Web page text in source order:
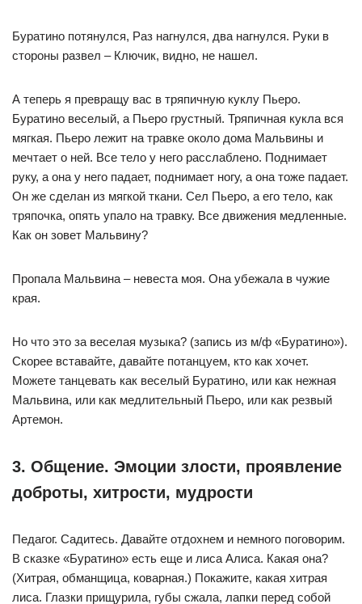
Буратино потянулся, Раз нагнулся, два нагнулся. Руки в
стороны развел – Ключик, видно, не нашел.
А теперь я превращу вас в тряпичную куклу Пьеро.
Буратино веселый, а Пьеро грустный. Тряпичная кукла вся
мягкая. Пьеро лежит на травке около дома Мальвины и
мечтает о ней. Все тело у него расслаблено. Поднимает
руку, а она у него падает, поднимает ногу, а она тоже падает.
Он же сделан из мягкой ткани. Сел Пьеро, а его тело, как
тряпочка, опять упало на травку. Все движения медленные.
Как он зовет Мальвину?
Пропала Мальвина – невеста моя. Она убежала в чужие
края.
Но что это за веселая музыка? (запись из м/ф «Буратино»).
Скорее вставайте, давайте потанцуем, кто как хочет.
Можете танцевать как веселый Буратино, или как нежная
Мальвина, или как медлительный Пьеро, или как резвый
Артемон.
3. Общение. Эмоции злости, проявление
доброты, хитрости, мудрости
Педагог. Садитесь. Давайте отдохнем и немного поговорим.
В сказке «Буратино» есть еще и лиса Алиса. Какая она?
(Хитрая, обманщица, коварная.) Покажите, какая хитрая
лиса. Глазки прищурила, губы сжала, лапки перед собой